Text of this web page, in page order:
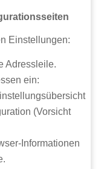
Einstellungen:
Adressleile.
ein:
(Vorsicht
Informationen